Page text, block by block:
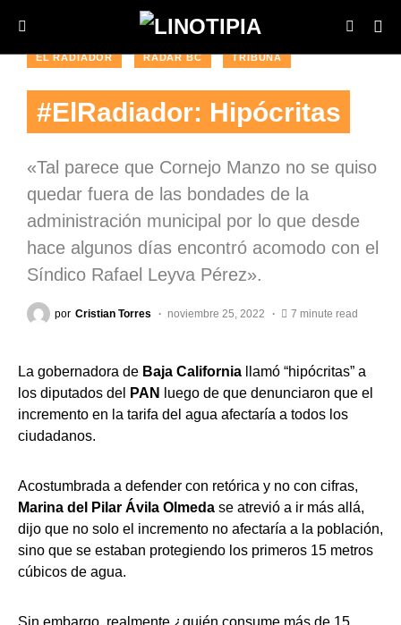
EL RADIADOR RADAR BC TRIBUNA
#ElRadiador: Hipócritas
«Tal parece que Cornejo Manzo no se quiso
quedar fuera de las bondades de la
administración municipal por lo que desde
hace algunos días encontró acomodo con el
Síndico Rafael Leyva Pérez».
por Cristian Torres noviembre 25, 2022 7 minute read
La gobernadora de Baja California llamó “hipócritas” a
los diputados del
PAN
luego de que denunciaron que el
incremento en la tarifa del agua afectaría a todos los
ciudadanos.
Acostumbrada a defender con retórica y no con cifras,
Marina del Pilar Ávila Olmeda se atrevió a ir más allá,
dijo que no solo el incremento no afectaría a la población,
sino que se estaban protegiendo los primeros 15 metros
cúbicos de agua.
Sin embargo, realmente ¿quién consume más de 15